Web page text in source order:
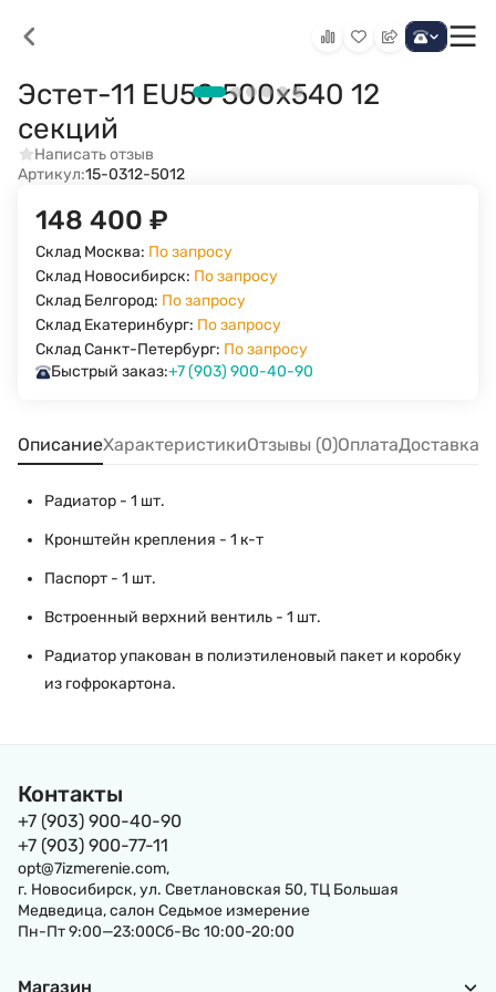
Эстет-11 EU50 500х540 12
секций
Написать отзыв
Артикул:15-0312-5012
148 400 ₽
Склад Москва: По запросу
Склад Новосибирск: По запросу
Склад Белгород: По запросу
Склад Екатеринбург: По запросу
Склад Санкт-Петербург: По запросу
Быстрый заказ:+7 (903) 900-40-90
ОписаниеХарактеристикиОтзывы (0)ОплатаДоставка
Радиатор - 1 шт.
Кронштейн крепления - 1 к-т
Паспорт - 1 шт.
Встроенный верхний вентиль - 1 шт.
Радиатор упакован в полиэтиленовый пакет и коробку
из гофрокартона.
Контакты
+7 (903) 900-40-90
+7 (903) 900-77-11
opt@7izmerenie.com,
г. Новосибирск, ул. Светлановская 50, ТЦ Большая
Медведица, салон Седьмое измерение
Пн-Пт 9:00—23:00Сб-Вс 10:00-20:00
Магазин